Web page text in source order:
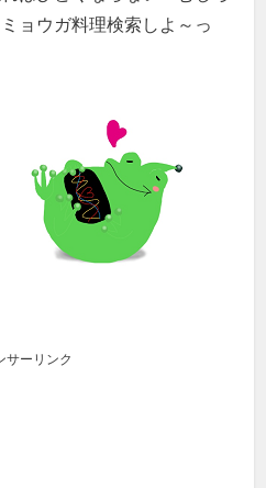
ョウガ料理検索しよ～っ
サーリンク